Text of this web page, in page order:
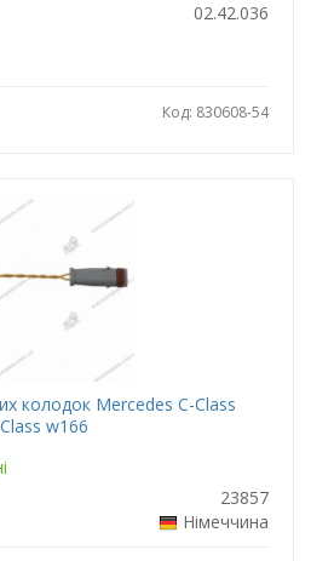
02.42.036
Код: 830608-54
колодок Mercedes C-Class
w166
23857
Німеччина